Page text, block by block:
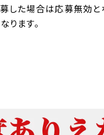
した場合は応募無効と
ります。